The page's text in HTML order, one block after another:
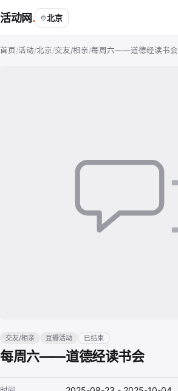
活动网 北京
首页/活动/北京/交友/相亲/每周六——道德经读书会
交友/相亲 豆瓣活动 已结束
每周六——道德经读书会